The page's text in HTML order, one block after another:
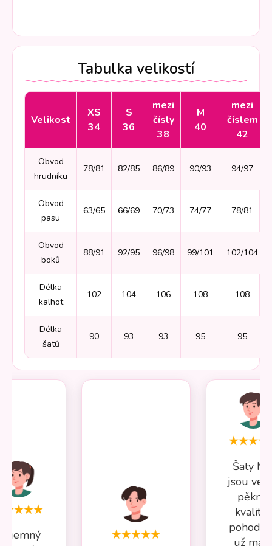
Tabulka velikostí
Velikost
XS
34
S
36
mezi
čísly
38
M
40
mezi
číslem
42
Obvod
hrudníku
78/81 82/85 86/89 90/93 94/97
Obvod
pasu
63/65 66/69 70/73 74/77 78/81
Obvod
boků
88/91 92/95 96/98 99/101 102/104
Délka
kalhot
102 104 106 108 108
Délka
šatů
90 93 93 95 95
Šaty
jsou
pěkné,
kvalitní,
už